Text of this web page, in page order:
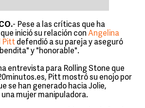
- Pese a las críticas que ha
inició su relación con Angelina
Pitt defendió a su pareja y aseguró
y "honorable".
entrevista para Rolling Stone que
Pitt mostró su enojo por
se han generado hacia Jolie,
mujer manipuladora.